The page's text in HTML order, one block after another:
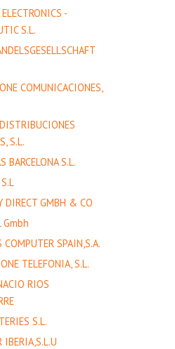
-
S.L.
COMUNICACIONES,
S.L.
BARCELONA S.L.
DIRECT GMBH & CO
Gmbh
COMPUTER SPAIN,S.A.
TELEFONIA, S.L.
RIOS
S.L.
IBERIA,S.L.U